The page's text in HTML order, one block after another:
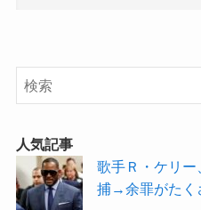
人気記事
歌手Ｒ・ケリ
捕→余罪がたく